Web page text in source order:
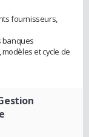
fournisseurs,
banques
et cycle de